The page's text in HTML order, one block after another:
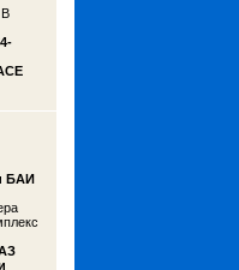
В
БАИ